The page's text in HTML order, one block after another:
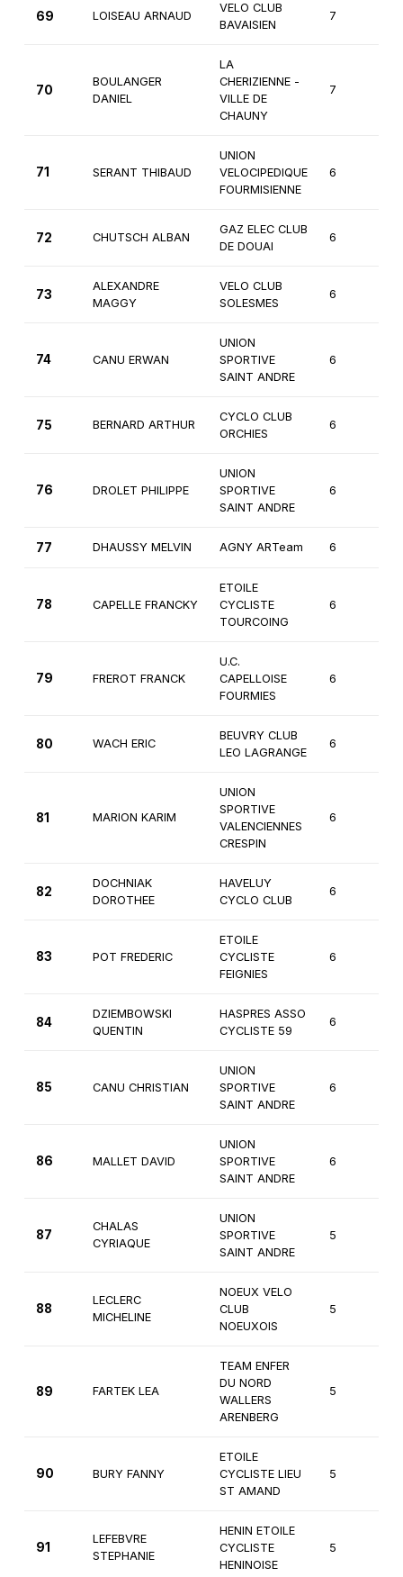
69 LOISEAU ARNAUD
VELO CLUB
BAVAISIEN
7
70
BOULANGER
DANIEL
LA
CHERIZIENNE -
VILLE DE
CHAUNY
7
71 SERANT THIBAUD
UNION
VELOCIPEDIQUE
FOURMISIENNE
6
72 CHUTSCH ALBAN
GAZ ELEC CLUB
DE DOUAI
6
73
ALEXANDRE
MAGGY
VELO CLUB
SOLESMES
6
74 CANU ERWAN
UNION
SPORTIVE
SAINT ANDRE
6
75 BERNARD ARTHUR
CYCLO CLUB
ORCHIES
6
76 DROLET PHILIPPE
UNION
SPORTIVE
SAINT ANDRE
6
77 DHAUSSY MELVIN AGNY ARTeam 6
78 CAPELLE FRANCKY
ETOILE
CYCLISTE
TOURCOING
6
79 FREROT FRANCK
U.C.
CAPELLOISE
FOURMIES
6
80 WACH ERIC
BEUVRY CLUB
LEO LAGRANGE
6
81 MARION KARIM
UNION
SPORTIVE
VALENCIENNES
CRESPIN
6
82
DOCHNIAK
DOROTHEE
HAVELUY
CYCLO CLUB
6
83 POT FREDERIC
ETOILE
CYCLISTE
FEIGNIES
6
84
DZIEMBOWSKI
QUENTIN
HASPRES ASSO
CYCLISTE 59
6
85 CANU CHRISTIAN
UNION
SPORTIVE
SAINT ANDRE
6
86 MALLET DAVID
UNION
SPORTIVE
SAINT ANDRE
6
87
CHALAS
CYRIAQUE
UNION
SPORTIVE
SAINT ANDRE
5
88
LECLERC
MICHELINE
NOEUX VELO
CLUB
NOEUXOIS
5
89 FARTEK LEA
TEAM ENFER
DU NORD
WALLERS
ARENBERG
5
90 BURY FANNY
ETOILE
CYCLISTE LIEU
ST AMAND
5
91
LEFEBVRE
STEPHANIE
HENIN ETOILE
CYCLISTE
HENINOISE
5